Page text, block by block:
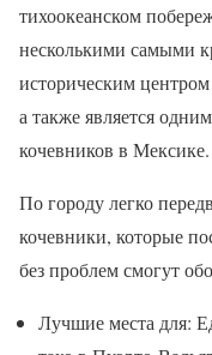
тихоокеанском
несколькими самыми
историческим
а также является
кочевников в Мексике.
По городу легко
кочевники, которые
без проблем смогут
Лучшие места для: